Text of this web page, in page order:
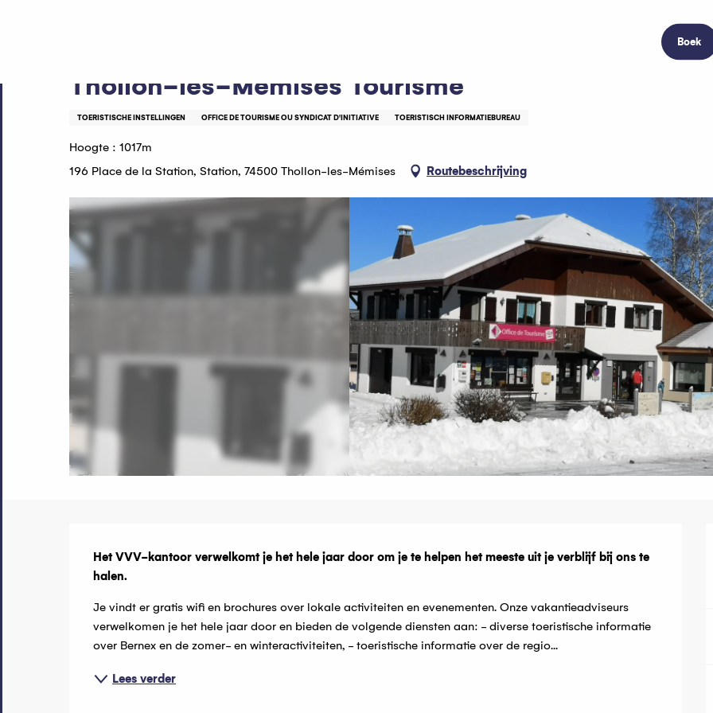
Boek
Thollon-les-Mémises Tourisme
TOERISTISCHE INSTELLINGEN OFFICE DE TOURISME OU SYNDICAT D'INITIATIVE TOERISTISCH INFORMATIEBUREAU
Hoogte : 1017m
196 Place de la Station, Station, 74500 Thollon-les-Mémises
Routebeschrijving
Beschrijving
Het VVV-kantoor verwelkomt je het hele jaar door om je te helpen het meeste uit je verblijf bij ons te
halen.
Je vindt er gratis wifi en brochures over lokale activiteiten en evenementen. Onze vakantieadviseurs
verwelkomen je het hele jaar door en bieden de volgende diensten aan: - diverse toeristische informatie
over Bernex en de zomer- en winteractiviteiten, - toeristische informatie over de regio...
Lees verder